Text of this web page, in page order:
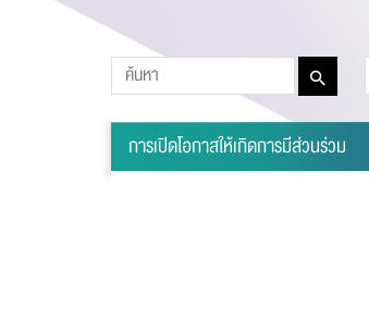
การเปิดโอกาสให้เกิดการมีส่วนร่วม